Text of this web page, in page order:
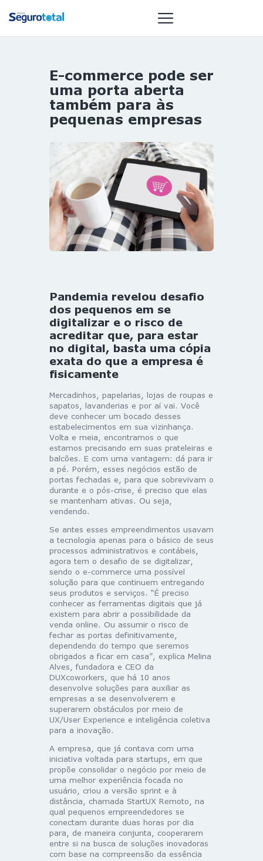
NOTÍCIAS
REVISTA
ESPECIAIS
OURO
ST SUMMIT
MULHERES
GESTORAS
HOMEST
HOME
E-commerce pode ser
uma porta aberta
também para às
pequenas empresas
Pandemia revelou desafio
dos pequenos em se
digitalizar e o risco de
acreditar que, para estar
no digital, basta uma cópia
exata do que a empresa é
fisicamente
Mercadinhos, papelarias, lojas de roupas e
sapatos, lavanderias e por aí vai. Você
deve conhecer um bocado desses
estabelecimentos em sua vizinhança.
Volta e meia, encontramos o que
estamos precisando em suas prateleiras e
balcões. E com uma vantagem: dá para ir
a pé. Porém, esses negócios estão de
portas fechadas e, para que sobrevivam o
durante e o pós-crise, é preciso que elas
se mantenham ativas. Ou seja,
vendendo.
Se antes esses empreendimentos usavam
a tecnologia apenas para o básico de seus
processos administrativos e contábeis,
agora tem o desafio de se digitalizar,
sendo o e-commerce uma possível
solução para que continuem entregando
seus produtos e serviços. “É preciso
conhecer as ferramentas digitais que já
existem para abrir a possibilidade da
venda online. Ou assumir o risco de
fechar as portas definitivamente,
dependendo do tempo que seremos
obrigados a ficar em casa”, explica Melina
Alves, fundadora e CEO da
DUXcoworkers, que há 10 anos
desenvolve soluções para auxiliar as
empresas a se desenvolverem e
superarem obstáculos por meio de
UX/User Experience e inteligência coletiva
para a inovação.
A empresa, que já contava com uma
iniciativa voltada para startups, em que
propõe consolidar o negócio por meio de
uma melhor experiência focada no
usuário, criou a versão sprint e à
distância, chamada StartUX Remoto, na
qual pequenos empreendedores se
conectam durante duas horas por dia
para, de maneira conjunta, cooperarem
entre si na busca de soluções inovadoras
com base na compreensão da essência